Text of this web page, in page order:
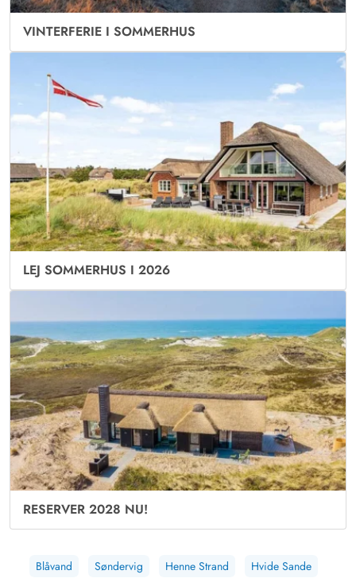
VINTERFERIE I SOMMERHUS
LEJ SOMMERHUS I 2026
RESERVER 2028 NU!
Blåvand Søndervig Henne Strand
Hvide Sande